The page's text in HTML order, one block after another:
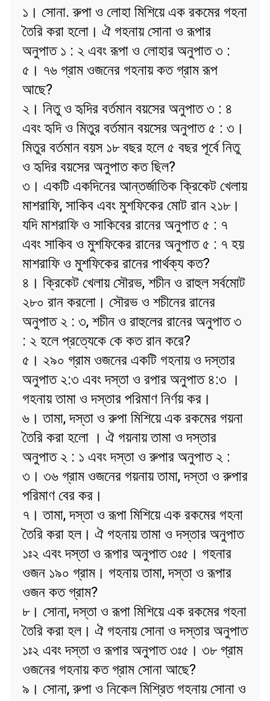
১। সোনা. রুপা ও লোহা মিশিয়ে এক রকমের গহনা
তৈরি করা হলো। ঐ গহনায় সোনা ও রূপার
অনুপাত ১ : ২ এবং রূপা ও লোহার অনুপাত ৩ :
৫। ৭৬ গ্রাম ওজনের গহনায় কত গ্রাম রূপ
আছে?
২। নিতু ও হৃদির বর্তমান বয়সের অনুপাত ৩ : ৪
এবং হৃদি ও মিতুর বর্তমান বয়সের অনুপাত ৫ : ৩।
মিতুর বর্তমান বয়স ১৮ বছর হলে ৫ বছর পূর্বে নিতু
ও হৃদির বয়সের অনুপাত কত ছিল?
৩। একটি একদিনের আন্তর্জাতিক ক্রিকেট খেলায়
মাশরাফি, সাকিব এবং মুশফিকের মোট রান ২১৮।
যদি মাশরাফি ও সাকিবের রানের অনুপাত ৫ : ৭
এবং সাকিব ও মুশফিকের রানের অনুপাত ৫ : ৭ হয়
মাশরাফি ও মুশফিকের রানের পার্থক্য কত?
৪। ক্রিকেট খেলায় সৌরভ, শচীন ও রাহুল সর্বমোট
২৮০ রান করলো। সৌরভ ও শচীনের রানের
অনুপাত ২ : ৩, শচীন ও রাহুলের রানের অনুপাত ৩
: ২ হলে প্রত্যেকে কে কত রান করে?
৫। ২৯০ গ্রাম ওজনের একটি গহনায় ও দস্তার
অনুপাত ২:৩ এবং দস্তা ও রপার অনুপাত ৪:৩ ।
গহনায় তামা ও দস্তার পরিমাণ নির্ণয় কর।
৬। তামা, দস্তা ও রুপা মিশিয়ে এক রকমের গয়না
তৈরি করা হলো । ঐ গয়নায় তামা ও দস্তার
অনুপাত ২ : ১ এবং দস্তা ও রুপার অনুপাত ২ :
৩। ৩৬ গ্রাম ওজনের গয়নায় তামা, দস্তা ও রুপার
পরিমাণ বের কর।
৭। তামা, দস্তা ও রূপা মিশিয়ে এক রকমের গহনা
তৈরি করা হল। ঐ গহনায় তামা ও দস্তার অনুপাত
১ঃ২ এবং দস্তা ও রূপার অনুপাত ৩ঃ৫। গহনার
ওজন ১৯০ গ্রাম। গহনায় তামা, দস্তা ও রূপার
ওজন কত গ্রাম?
৮। সোনা, দস্তা ও রূপা মিশিয়ে এক রকমের গহনা
তৈরি করা হল। ঐ গহনায় সোনা ও দস্তার অনুপাত
১ঃ২ এবং দস্তা ও রূপার অনুপাত ৩ঃ৫। ৩৮ গ্রাম
ওজনের গহনায় কত গ্রাম সোনা আছে?
৯। সোনা, রুপা ও নিকেল মিশ্রিত গহনায় সোনা ও